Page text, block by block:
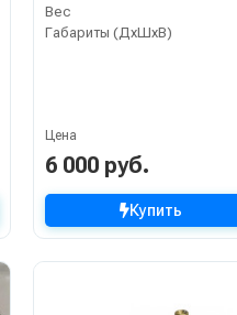
Вес
Габариты (ДхШхВ)
Цена
6 000 руб.
Купить